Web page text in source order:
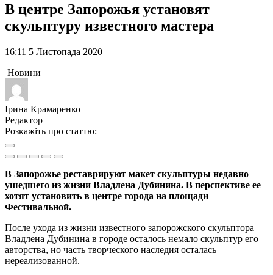
В центре Запорожья установят
скульптуру известного мастера
16:11 5 Листопада 2020
Новини
Ірина Крамаренко
Редактор
Розкажіть про статтю:
В Запорожье реставрируют макет скульптуры недавно
ушедшего из жизни Владлена Дубинина. В перспективе ее
хотят установить в центре города на площади
Фестивальной.
После ухода из жизни известного запорожского скульптора
Владлена Дубинина в городе осталось немало скульптур его
авторства, но часть творческого наследия осталась
нереализованной.